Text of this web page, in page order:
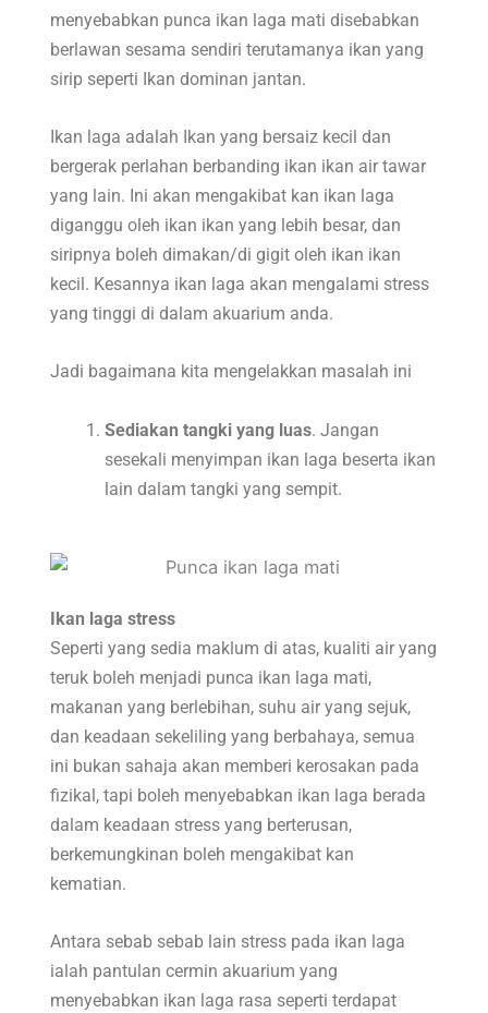
menyebabkan punca ikan laga mati disebabkan
berlawan sesama sendiri terutamanya ikan yang
sirip seperti Ikan dominan jantan.
Ikan laga adalah Ikan yang bersaiz kecil dan
bergerak perlahan berbanding ikan ikan air tawar
yang lain. Ini akan mengakibat kan ikan laga
diganggu oleh ikan ikan yang lebih besar, dan
siripnya boleh dimakan/di gigit oleh ikan ikan
kecil. Kesannya ikan laga akan mengalami stress
yang tinggi di dalam akuarium anda.
Jadi bagaimana kita mengelakkan masalah ini
Sediakan tangki yang luas. Jangan
sesekali menyimpan ikan laga beserta ikan
lain dalam tangki yang sempit.
Ikan laga stress
Seperti yang sedia maklum di atas, kualiti air yang
teruk boleh menjadi punca ikan laga mati,
makanan yang berlebihan, suhu air yang sejuk,
dan keadaan sekeliling yang berbahaya, semua
ini bukan sahaja akan memberi kerosakan pada
fizikal, tapi boleh menyebabkan ikan laga berada
dalam keadaan stress yang berterusan,
berkemungkinan boleh mengakibat kan
kematian.
Antara sebab sebab lain stress pada ikan laga
ialah pantulan cermin akuarium yang
menyebabkan ikan laga rasa seperti terdapat